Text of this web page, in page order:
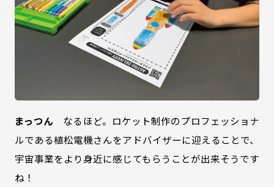
まっつん なるほど。ロケット制作のプロフェッショナ
ルである植松電機さんをアドバイザーに迎えることで、
宇宙事業をより身近に感じてもらうことが出来そうです
ね！